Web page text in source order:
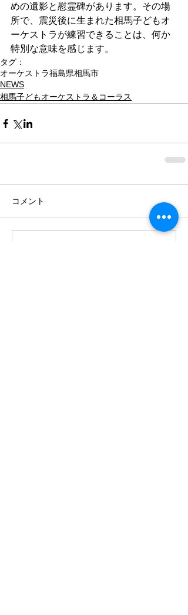
めの遺影と慰霊碑があります。その場
所で、震災後に生まれた相馬子どもオ
ーケストラが練習できることは、何か
特別な意味を感じます。
タグ：
オーケストラ福島県相馬市
NEWS
相馬子どもオーケストラ＆コーラス
コメント